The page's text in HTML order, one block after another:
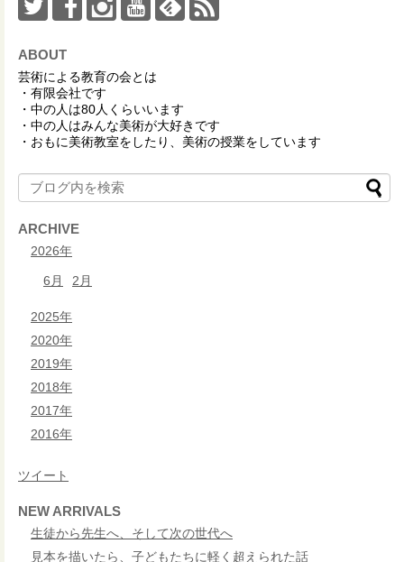
ABOUT
芸術による教育の会とは
・有限会社です
・中の人は80人くらいいます
・中の人はみんな美術が大好きです
・おもに美術教室をしたり、美術の授業をしています
ARCHIVE
2026年
6月 2月
2025年
2020年
2019年
2018年
2017年
2016年
ツイート
NEW ARRIVALS
生徒から先生へ、そして次の世代へ
見本を描いたら、子どもたちに軽く超えられた話